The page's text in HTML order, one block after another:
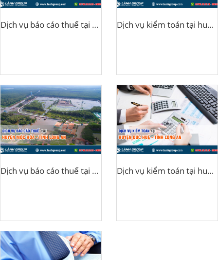
Dịch vụ báo cáo thuế tại huyện Đức Huệ, Long An Dịch vụ kiểm toán tại huyện Mộc Hóa, Long An
Dịch vụ báo cáo thuế tại huyện Mộc Hóa, Long An Dịch vụ kiểm toán tại huyện Đức Huệ, Long An